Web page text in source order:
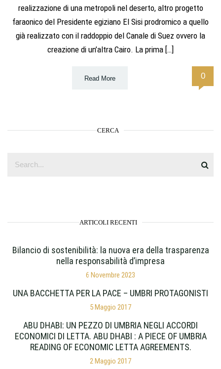
realizzazione di una metropoli nel deserto, altro progetto
faraonico del Presidente egiziano El Sisi prodromico a quello
già realizzato con il raddoppio del Canale di Suez ovvero la
creazione di un’altra Cairo. La prima […]
Read More 0
CERCA
ARTICOLI RECENTI
Bilancio di sostenibilità: la nuova era della trasparenza
nella responsabilità d’impresa
6 Novembre 2023
UNA BACCHETTA PER LA PACE – UMBRI PROTAGONISTI
5 Maggio 2017
ABU DHABI: UN PEZZO DI UMBRIA NEGLI ACCORDI
ECONOMICI DI LETTA. ABU DHABI : A PIECE OF UMBRIA
READING OF ECONOMIC LETTA AGREEMENTS.
2 Maggio 2017